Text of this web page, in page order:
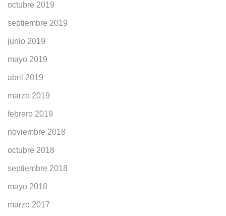
octubre 2019
septiembre 2019
junio 2019
mayo 2019
abril 2019
marzo 2019
febrero 2019
noviembre 2018
octubre 2018
septiembre 2018
mayo 2018
marzo 2017